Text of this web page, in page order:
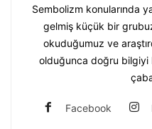
Sembolizm konularında
gelmiş küçük bir
okuduğumuz ve
olduğunca doğru bilgiyi
Facebook